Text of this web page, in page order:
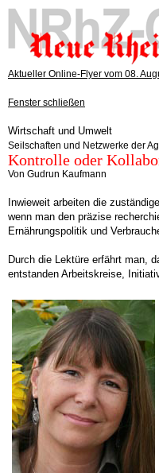
Aktueller Online-Flyer vom 08.
Fenster schließen
Wirtschaft und Umwelt
Seilschaften und Netzwerke der
Kontrolle oder
Von Gudrun Kaufmann
Inwieweit arbeiten die
wenn man den präzise
Ernährungspolitik und
Durch die Lektüre erfährt man,
entstanden Arbeitskreise,